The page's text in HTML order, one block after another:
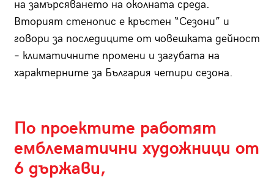
на замърсяването на околната среда.
Вторият стенопис е кръстен “Сезони” и
говори за последиците от човешката дейност
– климатичните промени и загубата на
характерните за България четири сезона.
По проектите работят
емблематични художници от
6 държави,